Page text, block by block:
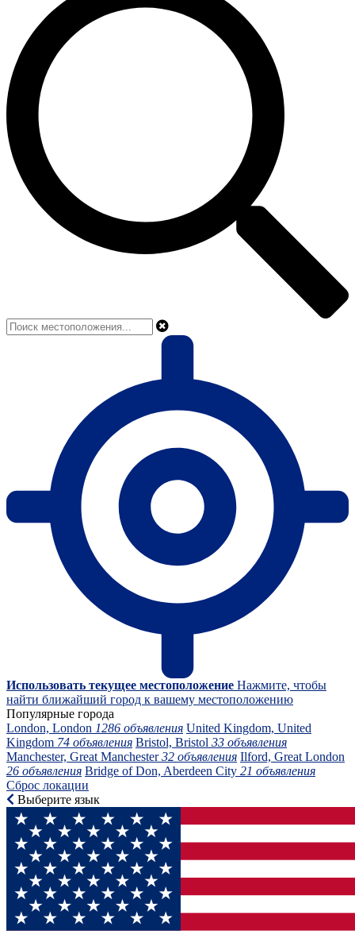
Использовать текущее местоположение Нажмите, чтобы
найти ближайший город к вашему местоположению
Популярные города
London, London 1286 объявления United Kingdom, United
Kingdom 74 объявления Bristol, Bristol 33 объявления
Manchester, Great Manchester32 объявления Ilford, Great London
26 объявления Bridge of Don, Aberdeen City 21 объявления
Сброс локации
Выберите язык